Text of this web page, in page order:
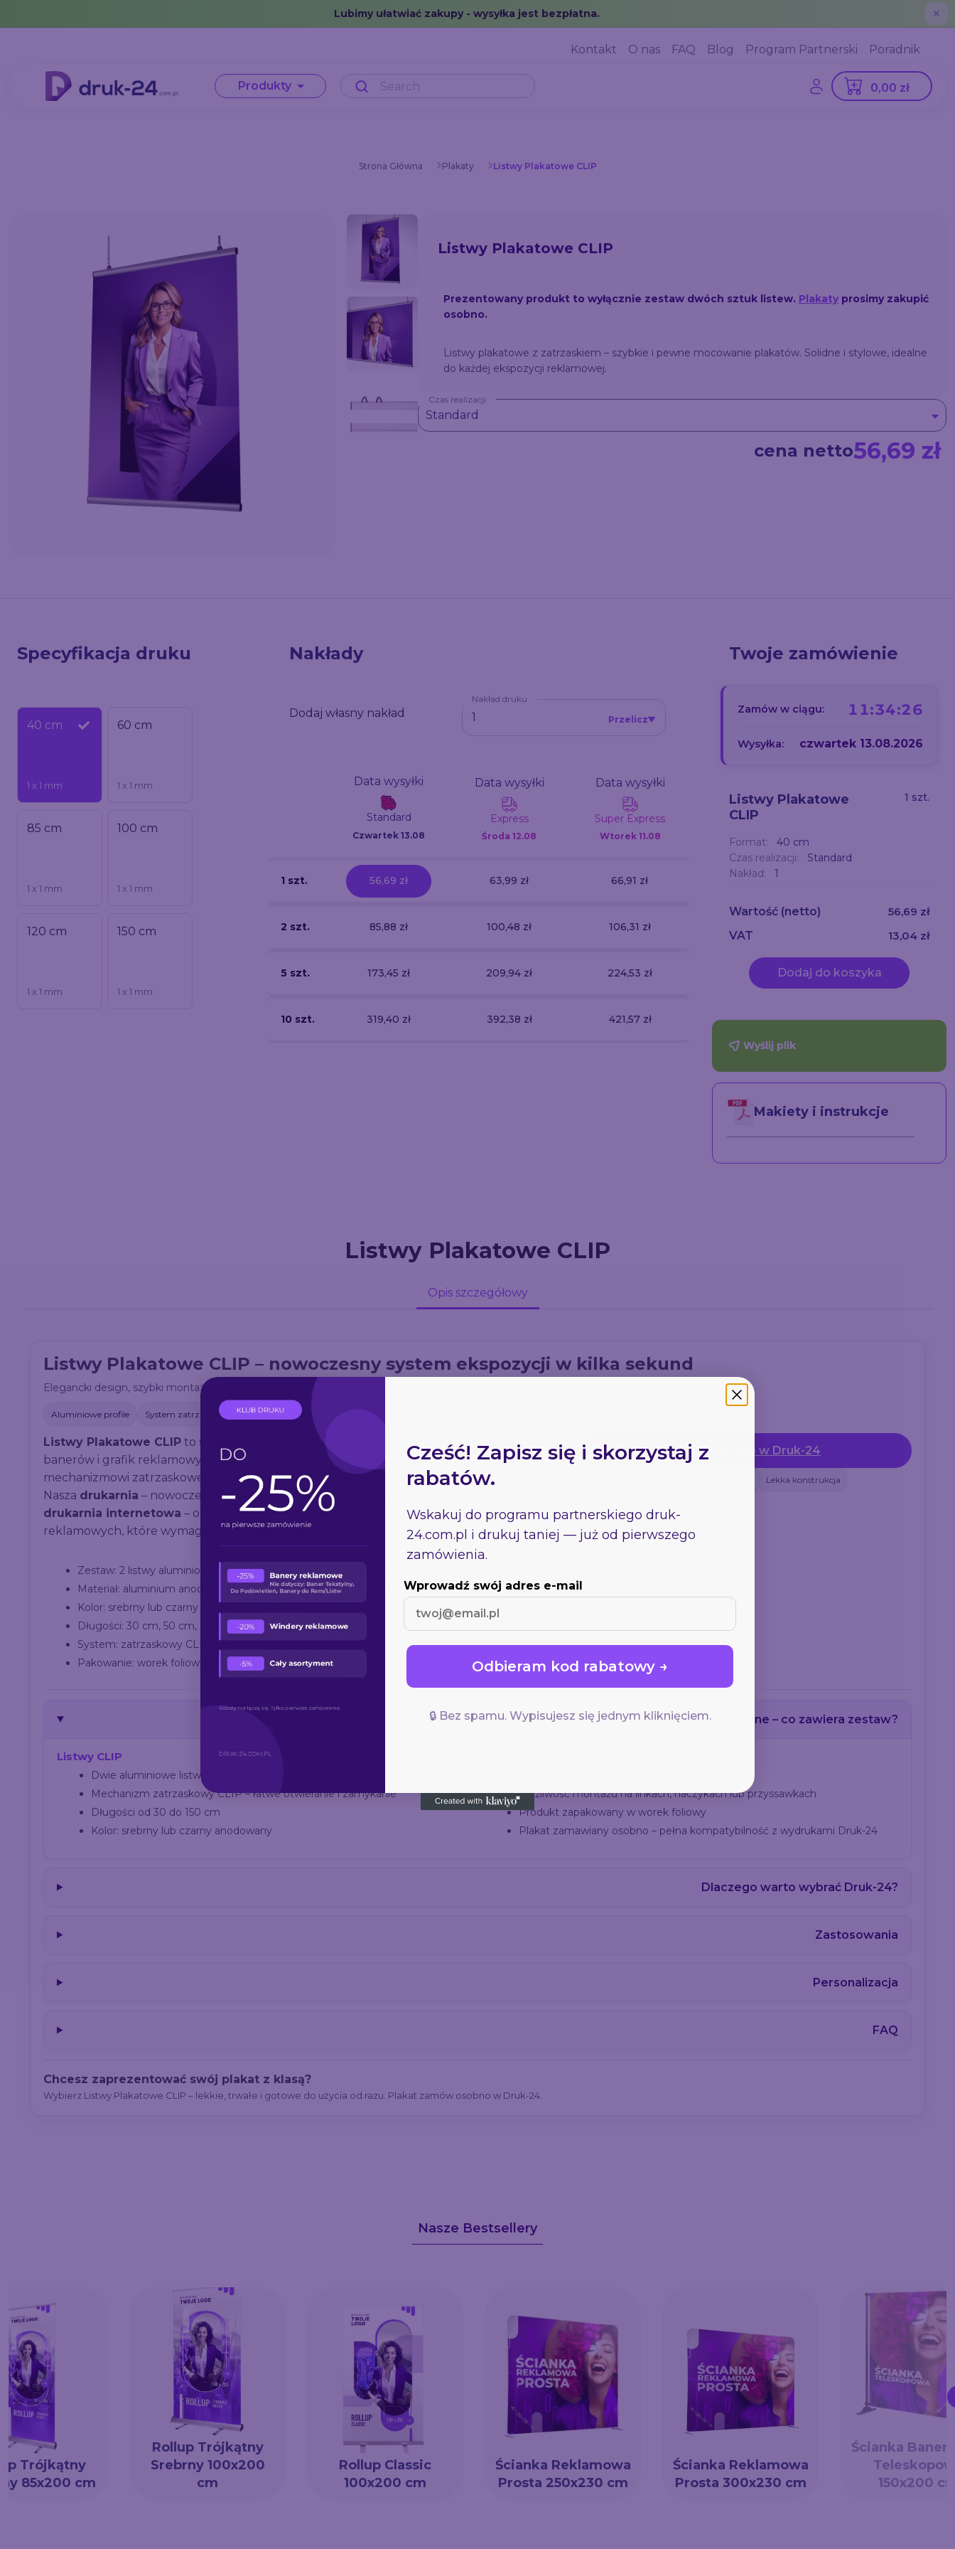
Lubimy ułatwiać zakupy - wysyłka jest bezpłatna. ✕
Kontakt O nas FAQ Blog Program Partnerski Poradnik
Produkty 0,00 zł
Strona Główna Plakaty Listwy Plakatowe CLIP
Listwy Plakatowe CLIP
Prezentowany produkt to wyłącznie zestaw dwóch sztuk listew. Plakaty prosimy zakupić
osobno.
Listwy plakatowe z zatrzaskiem – szybkie i pewne mocowanie plakatów. Solidne i stylowe, idealne
do każdej ekspozycji reklamowej.
Czas realizacji
Standard
cena netto56,69 zł
Specyfikacja druku
40 cm
1 x 1 mm
60 cm
1 x 1 mm
85 cm
1 x 1 mm
100 cm
1 x 1 mm
120 cm
1 x 1 mm
150 cm
1 x 1 mm
Nakłady
Dodaj własny nakład
Nakład druku
Przelicz
Data wysyłki
Standard
Czwartek 13.08
Data wysyłki
Express
Środa 12.08
Data wysyłki
Super Express
Wtorek 11.08
1 szt. 56,69 zł 63,99 zł 66,91 zł
2 szt. 85,88 zł 100,48 zł 106,31 zł
5 szt. 173,45 zł 209,94 zł 224,53 zł
10 szt. 319,40 zł 392,38 zł 421,57 zł
Twoje zamówienie
Zamów w ciągu: 11:34:24
Wysyłka: czwartek 13.08.2026
Listwy Plakatowe
CLIP
1 szt.
Format:
40 cm
Czas realizacji:
Standard
Nakład:
1
Wartość (netto)
56,69 zł
VAT
13,04 zł
Dodaj do koszyka
Wyślij plik
Makiety i instrukcje
Listwy Plakatowe CLIP
Opis szczegółowy
Listwy Plakatowe CLIP – nowoczesny system ekspozycji w kilka sekund
Elegancki design, szybki montaż i solidny chwyt. Plakat zamów osobno – listwy gotowe do użycia od razu.
Aluminiowe profile System zatrzaskowy Zawiesia w zestawie Wielokrotne użycie
Listwy Plakatowe CLIP to szybkie i estetyczne rozwiązanie do zawieszania plakatów,
banerów i grafik reklamowych. Dzięki aluminiowej konstrukcji i solidnemu
mechanizmowi zatrzaskowemu zapewniają profesjonalny wygląd każdej ekspozycji.
Nasza drukarnia – nowoczesnadrukarnia wielkoformatowa
drukarnia internetowa – oferuje te listwy jako idealne uzupełnienie wydruków
reklamowych, które wymagają eleganckiej prezentacji.
Zestaw: 2 listwy aluminiowe (górna i dolna) + 2 zawiesia plastikowe
Materiał: aluminium anodowane – lekkie, trwałe, odporne na korozję
Kolor: srebrny lub czarny (w zależności od modelu)
Długości: 30 cm, 50 cm, 60 cm, 85 cm, 100 cm, 120 cm, 150 cm
System: zatrzaskowy CLIP – mocny chwyt, szybka wymiana plakatu
Pakowanie: worek foliowy
Zamów online w Druk-24
Lekka konstrukcja
Szczegóły techniczne – co zawiera zestaw?
Listwy CLIP
Dwie aluminiowe listwy – górna i dolna
Mechanizm zatrzaskowy CLIP – łatwe otwieranie i zamykanie
Długości od 30 do 150 cm
Kolor: srebrny lub czarny anodowany
Możliwość montażu na linkach, haczykach lub przyssawkach
Produkt zapakowany w worek foliowy
Plakat zamawiany osobno – pełna kompatybilność z wydrukami Druk-24
Dlaczego warto wybrać Druk-24?
Zastosowania
Personalizacja
FAQ
Chcesz zaprezentować swój plakat z klasą?
Wybierz Listwy Plakatowe CLIP – lekkie, trwałe i gotowe do użycia od razu. Plakat zamów osobno w Druk-24.
Nasze Bestsellery
Trójkątny
85x200 cm
Rollup Trójkątny
Srebrny 100x200
cm
Rollup Classic
100x200 cm
Ścianka Reklamowa
Prosta 250x230 cm
Ścianka Reklamowa
Prosta 300x230 cm
Ścianka
150x200
Cześć! Zapisz się i skorzystaj z
rabatów.
Wskakuj do programu partnerskiego druk-
24.com.pl i drukuj taniej — już od pierwszego
zamówienia.
Wprowadź swój adres e-mail
Odbieram kod rabatowy →
🔒 Bez spamu. Wypisujesz się jednym kliknięciem.